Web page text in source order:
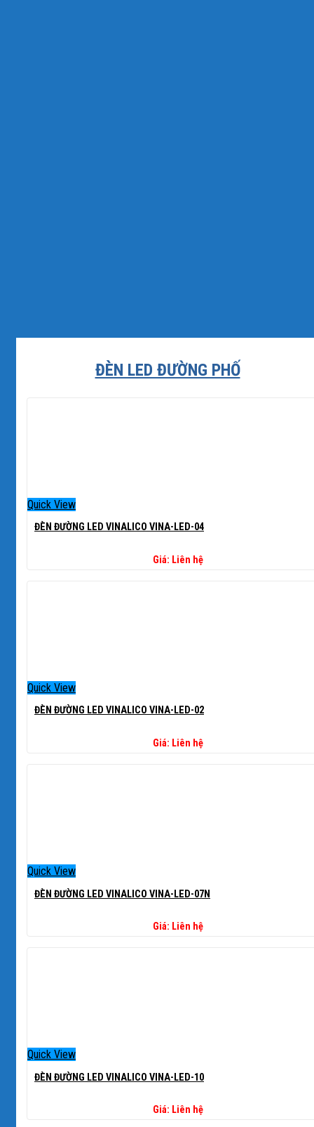
ĐÈN LED ĐƯỜNG PHỐ
Quick View
ĐÈN ĐƯỜNG LED VINALICO VINA-LED-04
Giá: Liên hệ
Quick View
ĐÈN ĐƯỜNG LED VINALICO VINA-LED-02
Giá: Liên hệ
Quick View
ĐÈN ĐƯỜNG LED VINALICO VINA-LED-07N
Giá: Liên hệ
Quick View
ĐÈN ĐƯỜNG LED VINALICO VINA-LED-10
Giá: Liên hệ